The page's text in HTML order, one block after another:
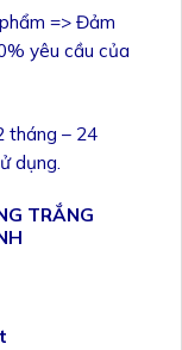
=> Đảm
yêu cầu của
tháng – 24
dụng.
TRẮNG